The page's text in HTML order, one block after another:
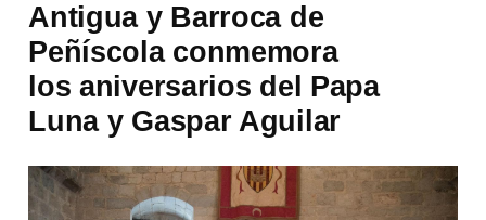
Antigua y Barroca de
Peñíscola conmemora
los aniversarios del Papa
Luna y Gaspar Aguilar